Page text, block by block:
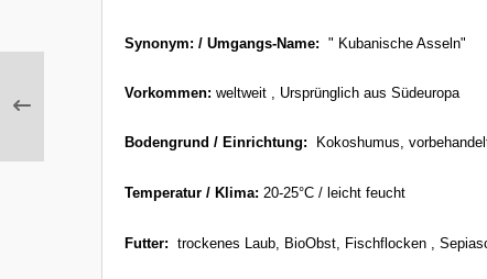
Synonym: / Umgangs-Name: " Kubanische Asseln"
Vorkommen: weltweit , Ursprünglich aus Südeuropa
Bodengrund / Einrichtung: Kokoshumus,
Temperatur / Klima: 20-25°C / leicht feucht
Futter: trockenes Laub, BioObst, Fischflocken ,